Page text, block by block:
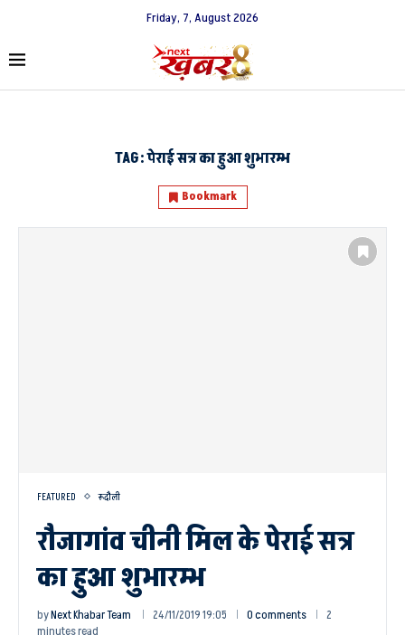
Friday, 7, August 2026
TAG:पेराई सत्र का हुआ शुभारम्भ
Bookmark
FEATURED रूदौली
रौजागांव चीनी मिल के पेराई सत्र
का हुआ शुभारम्भ
byNext Khabar Team 24/11/2019 19:05 0 comments
2
minutes read